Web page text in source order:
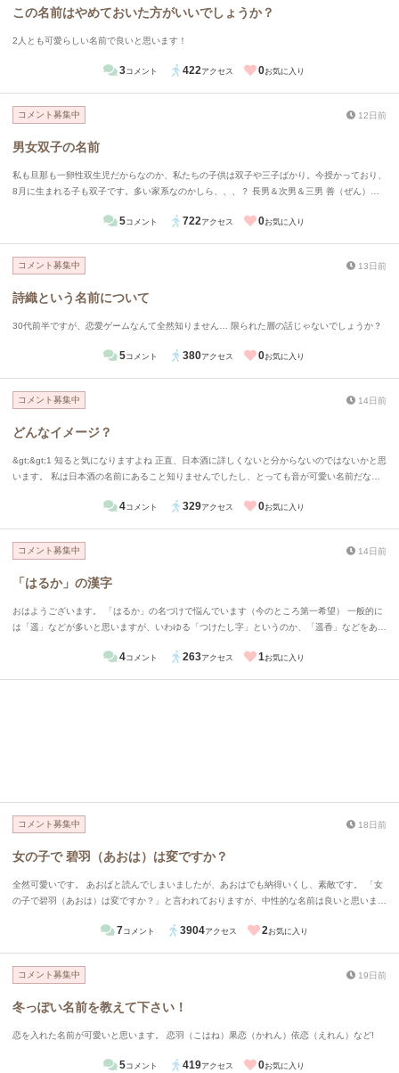
この名前はやめておいた方がいいでしょうか？
2人とも可愛らしい名前で良いと思います！
3コメント 422アクセス 0お気に入り
コメント募集中 12日前
男女双子の名前
私も旦那も一卵性双生児だからなのか、私たちの子供は双子や三子ばかり。今授かっており、
8月に生まれる子も双子です。多い家系なのかしら、、、？ 長男＆次男＆三男 善（ぜん）藍
が、何かいい候補はあるでしょうか。家で出ている候補としては、 絃（げん）くん＆琴（こ
5コメント 722アクセス 0お気に入り
コメント募集中 13日前
詩織という名前について
30代前半ですが、恋愛ゲームなんて全然知りません… 限られた層の話じゃないでしょうか？
5コメント 380アクセス 0お気に入り
コメント募集中 14日前
どんなイメージ？
&gt;&gt;1 知ると気になりますよね 正直、日本酒に詳しくないと分からないのではないかと思
います。 私は日本酒の名前にあること知りませんでしたし、とっても音が可愛い名前だなと
4コメント 329アクセス 0お気に入り
コメント募集中 14日前
「はるか」の漢字
おはようございます。 「はるか」の名づけで悩んでいます（今のところ第一希望） 一般的に
は「遥」などが多いと思いますが、いわゆる「つけたし字」というのか、「遥香」などをあえ
名前かどうか等をメインで考えています。余りにも最近過ぎる名前や古すぎる名前を避けて今
4コメント 263アクセス 1お気に入り
コメント募集中 18日前
女の子で 碧羽（あおは）は変ですか？
全然可愛いです。 あおばと読んでしまいましたが、あおはでも納得いくし、素敵です。 「女
の子で碧羽（あおは）は変ですか？」と言われておりますが、中性的な名前は良いと思いま
7コメント 3904アクセス 2お気に入り
コメント募集中 19日前
冬っぽい名前を教えて下さい！
恋を入れた名前が可愛いと思います。 恋羽（こはね）果恋（かれん）依恋（えれん）など!
5コメント 419アクセス 0お気に入り